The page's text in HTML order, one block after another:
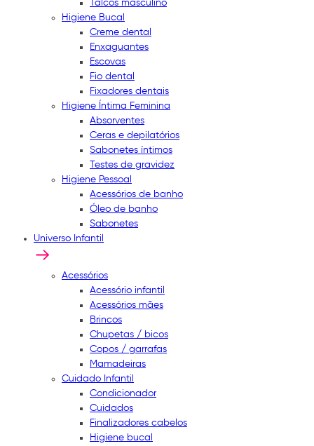
Talcos masculino
Higiene Bucal
Creme dental
Enxaguantes
Escovas
Fio dental
Fixadores dentais
Higiene Íntima Feminina
Absorventes
Ceras e depilatórios
Sabonetes íntimos
Testes de gravidez
Higiene Pessoal
Acessórios de banho
Óleo de banho
Sabonetes
Universo Infantil
Acessórios
Acessório infantil
Acessórios mães
Brincos
Chupetas / bicos
Copos / garrafas
Mamadeiras
Cuidado Infantil
Condicionador
Cuidados
Finalizadores cabelos
Higiene bucal